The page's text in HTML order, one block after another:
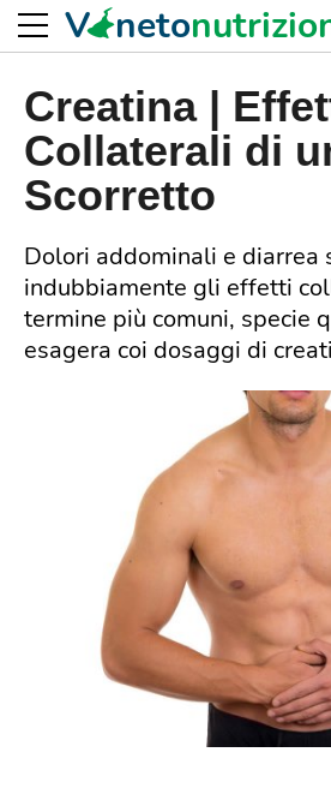
Creatina |
Collaterali di
Scorretto
Dolori addominali e diarrea
indubbiamente gli effetti
termine più comuni, specie
esagera coi dosaggi di
V neto